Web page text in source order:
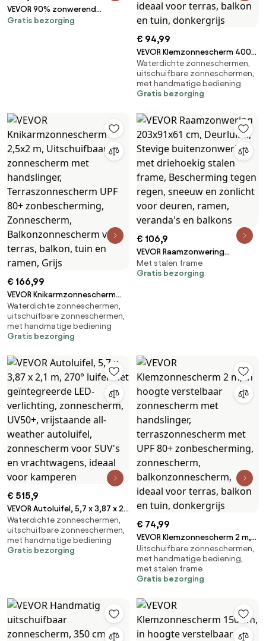
VEVOR 90% zonwerend
schaduwdoek (244 x 366 cm)
Gratis bezorging
€ 94,99
VEVOR Klemzonnescherm 400
cm, in hoogte verstelbaar
zonnescherm met handslinger,
terraszonnescherm met UPF
80+ zonbescherming,
zonnescherm,
balkonzonnescherm, ideaal
voor terras, balkon en tuin,
donkergrijs
Waterdichte zonneschermen,
uitschuifbare zonneschermen,
met handmatige bediening
Gratis bezorging
€ 166,99
VEVOR Knikarmzonnescherm
2,5x2 m, Uitschuifbaar
zonnescherm met handslinger,
Terraszonnescherm UPF 80+
zonbescherming,
Zonnescherm,
Balkonzonnescherm voor
terras, balkon, tuin en ramen,
Grijs
Waterdichte zonneschermen,
uitschuifbare zonneschermen,
met handmatige bediening
Gratis bezorging
€ 106,9
VEVOR Raamzonwering
203x91x61 cm, Deurluifel,
Stevige buitenzonwering met
Met stalen frame
Gratis bezorging
€ 515,9
VEVOR Autoluifel, 5,7 x 3,87 x 2,1
m, 270° luifel met
geïntegreerde LED-verlichting,
zonnescherm, UV50+,
vrijstaande all-weather
Waterdichte zonneschermen,
uitschuifbare zonneschermen,
met handmatige bediening
Gratis bezorging
€ 74,99
VEVOR Klemzonnescherm 2 m,
in hoogte verstelbaar
zonnescherm met handslinger,
terraszonnescherm met UPF
80+ zonbescherming,
zonnescherm,
balkonzonnescherm, ideaal
voor terras, balkon en tuin,
donkergrijs
Uitschuifbare zonneschermen,
met handmatige bediening,
met stalen frame
Gratis bezorging